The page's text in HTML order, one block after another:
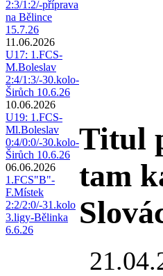
2:3/1:2/-příprava
na Bělince
15.7.26
11.06.2026
U17: 1.FCS-
M.Boleslav
2:4/1:3/-30.kolo-
Širůch 10.6.26
10.06.2026
U19: 1.FCS-
Ml.Boleslav
0:4/0:0/-30.kolo-
Širůch 10.6.26
06.06.2026
1.FCS"B"-
F.Místek
2:2/2:0/-31.kolo
3.ligy-Bělinka
6.6.26
Titul
tam